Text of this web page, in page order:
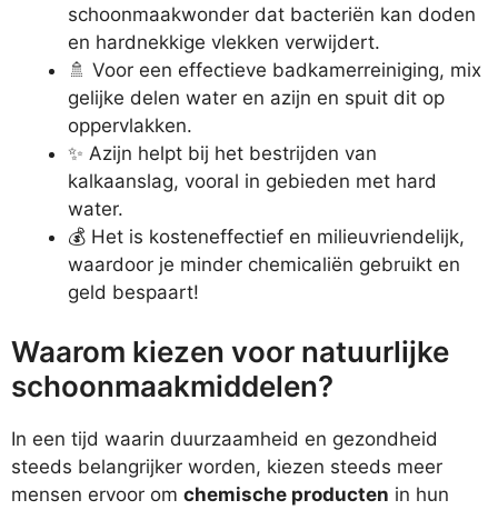
schoonmaakwonder dat bacteriën kan doden
en hardnekkige vlekken verwijdert.
🚿 Voor een effectieve badkamerreiniging, mix
gelijke delen water en azijn en spuit dit op
oppervlakken.
✨ Azijn helpt bij het bestrijden van
kalkaanslag, vooral in gebieden met hard
water.
💰 Het is kosteneffectief en milieuvriendelijk,
waardoor je minder chemicaliën gebruikt en
geld bespaart!
Waarom kiezen voor natuurlijke
schoonmaakmiddelen?
In een tijd waarin duurzaamheid en gezondheid
steeds belangrijker worden, kiezen steeds meer
mensen ervoor om chemische producten in hun